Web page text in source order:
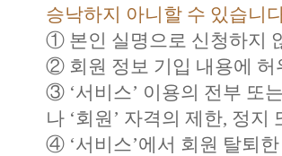
승낙하지 아니할 수 있습니
① 본인 실명으로 신청하지
② 회원 정보 기입 내용에 허
③ ‘서비스’ 이용의 전부 또
나 ‘회원’ 자격의 제한, 정
④ ‘서비스’에서 회원 탈퇴